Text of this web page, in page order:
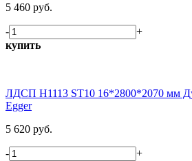
5 460 руб.
-
+
купить
ЛДСП H1113 ST10 16*2800*2070 мм
Egger
5 620 руб.
-
+